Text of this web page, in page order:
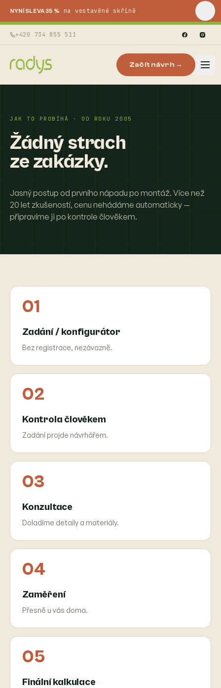
NYNÍ SLEVA 35 % na vestavěné skříně
+420 734 855 511
Začít návrh →
JAK TO PROBÍHÁ · OD ROKU 2005
Žádný strach
ze zakázky.
Jasný postup od prvního nápadu po montáž. Více než
20 let zkušeností, cenu nehádáme automaticky —
připravíme ji po kontrole člověkem.
01
Zadání / konfigurátor
Bez registrace, nezávazně.
02
Kontrola člověkem
Zadání projde návrhářem.
03
Konzultace
Doladíme detaily a materiály.
04
Zaměření
Přesně u vás doma.
05
Finální kalkulace